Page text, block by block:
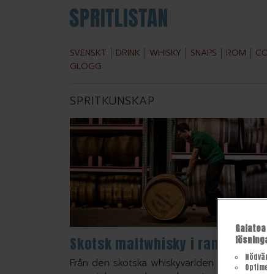
SVENSKT DRINK WHISKY SNAPS ROM
GLÖGG
SPRITKUNSKAP
Skotsk maltwhisky i rampljuset
Från den skotska whiskyvärlden tittar vi